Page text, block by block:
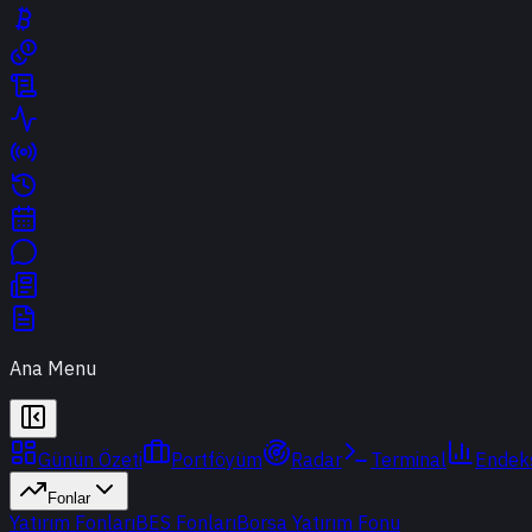
Ana Menu
Günün Özeti Portföyüm Radar Terminal
Fonlar
Yatırım FonlarıBES FonlarıBorsa Yatırım Fonu